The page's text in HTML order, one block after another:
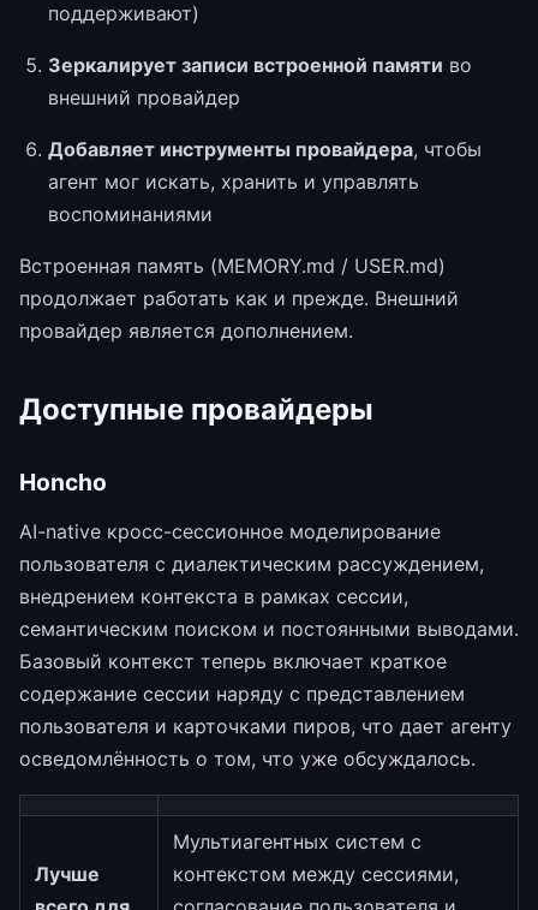
поддерживают)
Зеркалирует записи встроенной памяти во
внешний провайдер
Добавляет инструменты провайдера, чтобы
агент мог искать, хранить и управлять
воспоминаниями
Встроенная память (MEMORY.md / USER.md)
продолжает работать как и прежде. Внешний
провайдер является дополнением.
Доступные провайдеры
Honcho
AI-native кросс-сессионное моделирование
пользователя с диалектическим рассуждением,
внедрением контекста в рамках сессии,
семантическим поиском и постоянными выводами.
Базовый контекст теперь включает краткое
содержание сессии наряду с представлением
пользователя и карточками пиров, что дает агенту
осведомлённость о том, что уже обсуждалось.
Лучше
Мультиагентных систем с
контекстом между сессиями,